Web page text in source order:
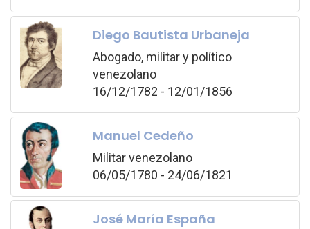
Diego Bautista Urbaneja
Abogado, militar y político
venezolano
16/12/1782 - 12/01/1856
Manuel Cedeño
Militar venezolano
06/05/1780 - 24/06/1821
José María España